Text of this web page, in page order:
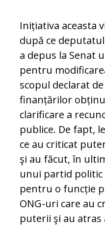
Inițiativa aceasta
după ce
a depus la Senat
pentru
scopul declarat
finanțărilor
clarificare a
publice. De fapt,
ce au criticat
şi au făcut, în
unui partid politic
pentru o funcție
ONG-uri care au
puterii şi au